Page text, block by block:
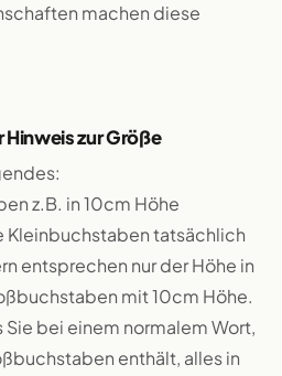
machen diese
zur Größe
z.B. in 10cm Höhe
Kleinbuchstaben tatsächlich
entsprechen nur der Höhe in
mit 10cm Höhe.
bei einem normalem Wort,
enthält, alles in